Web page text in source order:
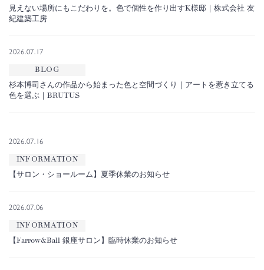
見えない場所にもこだわりを。色で個性を作り出すK様邸｜株式会社 友
紀建築工房
2026.07.17
BLOG
杉本博司さんの作品から始まった色と空間づくり｜アートを惹き立てる
色を選ぶ｜BRUTUS
2026.07.16
INFORMATION
【サロン・ショールーム】夏季休業のお知らせ
2026.07.06
INFORMATION
【Farrow&Ball 銀座サロン】臨時休業のお知らせ